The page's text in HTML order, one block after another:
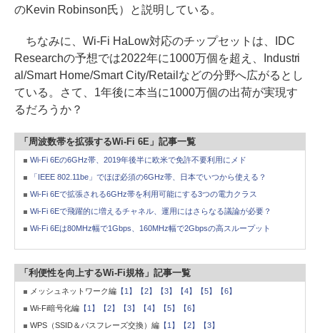
のKevin Robinson氏）と説明している。
ちなみに、Wi-Fi HaLow対応のチップセットは、IDC
Researchの予想では2022年に1000万個を超え、Industri
al/Smart Home/Smart City/Retailなどの分野へ広がるとし
ている。さて、1年後に本当に1000万個の出荷が実現す
るだろうか？
「周波数帯を拡張するWi-Fi 6E」記事一覧
Wi-Fi 6Eの6GHz帯、2019年後半に欧米で免許不要利用にメド
「IEEE 802.11be」でほぼ必須の6GHz帯、日本でいつから使える？
Wi-Fi 6Eで拡張される6GHz帯を利用可能にする3つの電力クラス
Wi-Fi 6Eで飛躍的に増えるチャネル、運用にはさらなる議論が必要？
Wi-Fi 6Eは80MHz幅で1Gbps、160MHz幅で2Gbpsの高スループット
「利便性を向上するWi-Fi規格」記事一覧
メッシュネットワーク編 【1】 【2】 【3】 【4】 【5】
【6】
Wi-Fi暗号化編 【1】 【2】 【3】 【4】 【5】
【6】
WPS（SSID＆パスフレーズ交換）編【1】 【2】
【3】